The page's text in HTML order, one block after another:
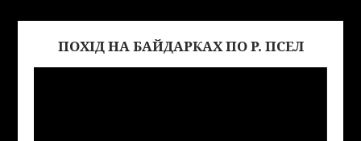
ПОХІД НА БАЙДАРКАХ ПО Р. ПСЕЛ